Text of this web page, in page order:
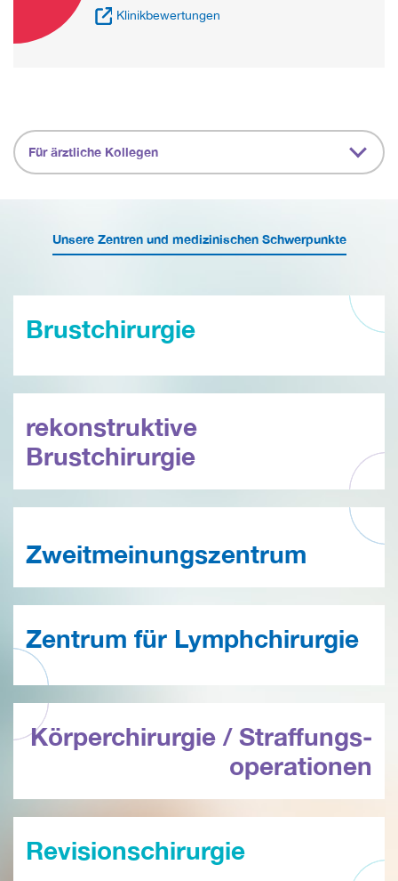
Klinikbewertungen
Für ärztliche Kollegen
Unsere Zentren und medizinischen Schwerpunkte
Brustchirurgie
rekonstruktive
Brustchirurgie
Zweitmeinungszentrum
Zentrum für Lymphchirurgie
Körperchirurgie / Straffungs­
operationen
Revisionschirurgie